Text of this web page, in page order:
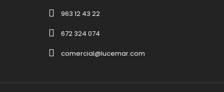
963 12 43 22
672 324 074
comercial@lucemar.com